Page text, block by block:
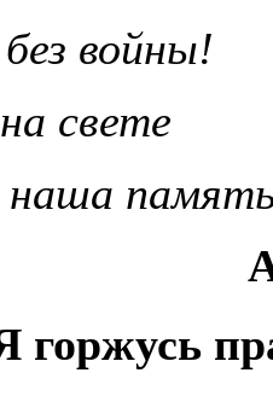
войны!
свете
горжусь